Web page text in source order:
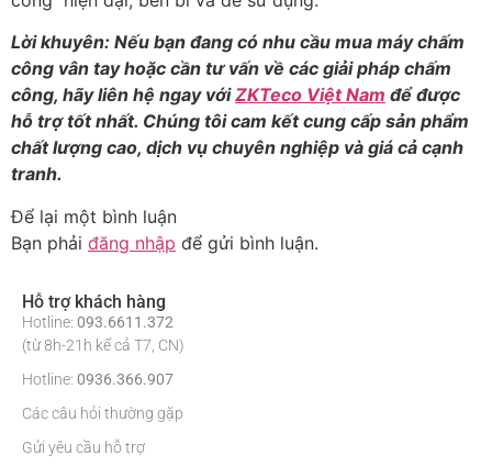
Lời khuyên: Nếu bạn đang có nhu cầu mua máy chấm
công vân tay hoặc cần tư vấn về các giải pháp chấm
công, hãy liên hệ ngay vớiZKTeco Việt Nam để được
hỗ trợ tốt nhất. Chúng tôi cam kết cung cấp sản phẩm
chất lượng cao, dịch vụ chuyên nghiệp và giá cả cạnh
tranh.
Để lại một bình luận
Bạn phải đăng nhập để gửi bình luận.
Hỗ trợ khách hàng
Hotline: 093.6611.372
(từ 8h-21h kể cả T7, CN)
Hotline: 0936.366.907
Các câu hỏi thường gặp
Gửi yêu cầu hỗ trợ